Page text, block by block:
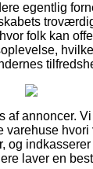
egentlig
folk kan
af annoncer.
varehuse hvori
og
laver en